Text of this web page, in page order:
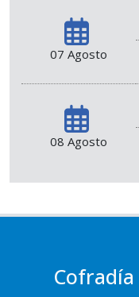
07 Agosto
08 Agosto
Cofradía